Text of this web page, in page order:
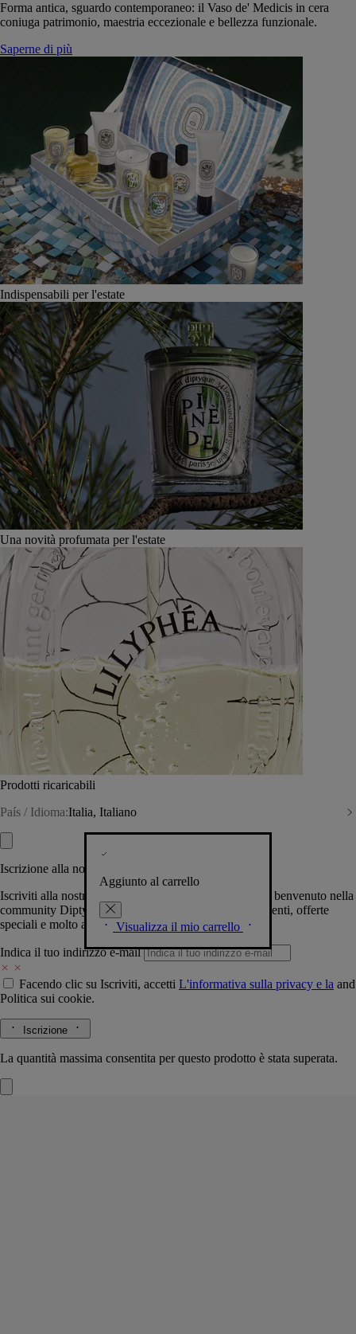
Forma antica, sguardo contemporaneo: il Vaso de' Medicis in cera
coniuga patrimonio, maestria eccezionale e bellezza funzionale.
Saperne di più
Indispensabili per l'estate
Una novità profumata per l'estate
Prodotti ricaricabili
País / Idioma:Italia, Italiano
Aggiunto al carrello
Visualizza il mio carrello
Iscrizione alla nostra Newsletter
Iscriviti alla nostra newsletter per permetterci di darti il benvenuto nella
community Diptyque e tenerti al corrente su novità, eventi, offerte
speciali e molto altro.
Indica il tuo indirizzo e-mail
Facendo clic su Iscriviti, accetti L'informativa sulla privacy e la and
Politica sui cookie.
Iscrizione
La quantità massima consentita per questo prodotto è stata superata.